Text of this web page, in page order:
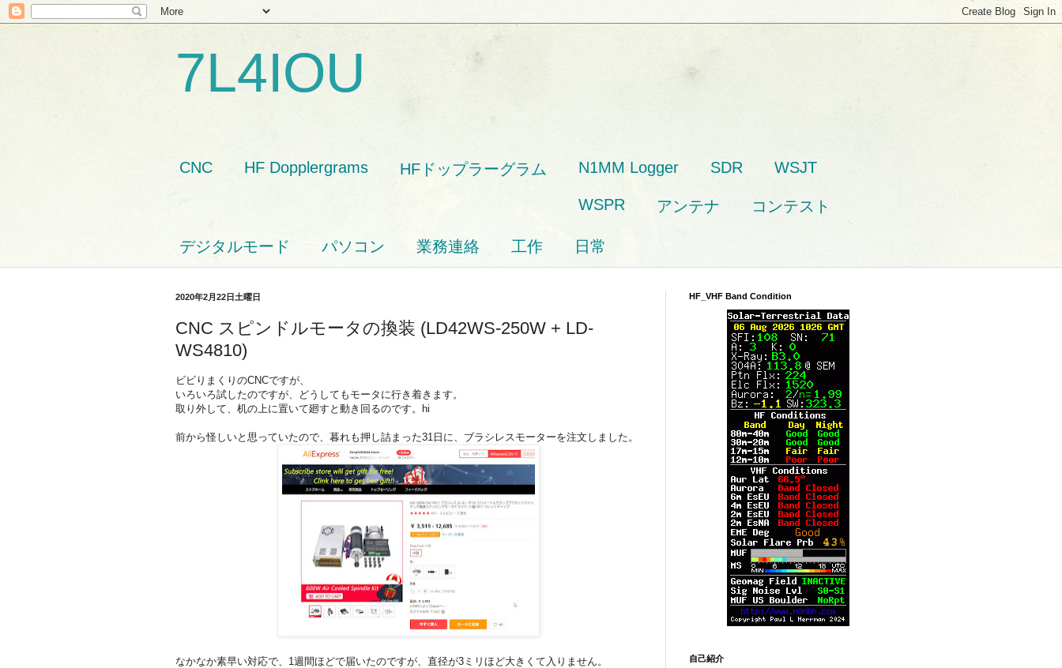
7L4IOU
CNC HF Dopplergrams HFドップラーグラム N1MM Logger SDR WSJT
WSPR アンテナ コンテスト
デジタルモード パソコン 業務連絡 工作 日常
2020年2月22日土曜日
CNC スピンドルモータの換装 (LD42WS-250W + LD-
WS4810)
ビビりまくりのCNCですが、
いろいろ試したのですが、どうしてもモータに行き着きます。
取り外して、机の上に置いて廻すと動き回るのです。hi
前から怪しいと思っていたので、暮れも押し詰まった31日に、ブラシレスモーターを注文しました。
なかなか素早い対応で、1週間ほどで届いたのですが、直径が3ミリほど大きくて入りません。
HF_VHF Band Condition
自己紹介